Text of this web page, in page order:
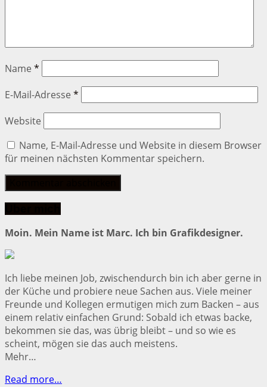
Name *
E-Mail-Adresse *
Website
Name, E-Mail-Adresse und Website in diesem Browser
für meinen nächsten Kommentar speichern.
Moin. Mein Name ist Marc. Ich bin Grafikdesigner.
Ich liebe meinen Job, zwischendurch bin ich aber gerne in
der Küche und probiere neue Sachen aus. Viele meiner
Freunde und Kollegen ermutigen mich zum Backen – aus
einem relativ einfachen Grund: Sobald ich etwas backe,
bekommen sie das, was übrig bleibt – und so wie es
scheint, mögen sie das auch meistens.
Mehr…
Read more…